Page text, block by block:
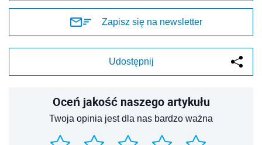
Zapisz się na newsletter
Udostępnij
Oceń jakość naszego artykułu
Twoja opinia jest dla nas bardzo ważna